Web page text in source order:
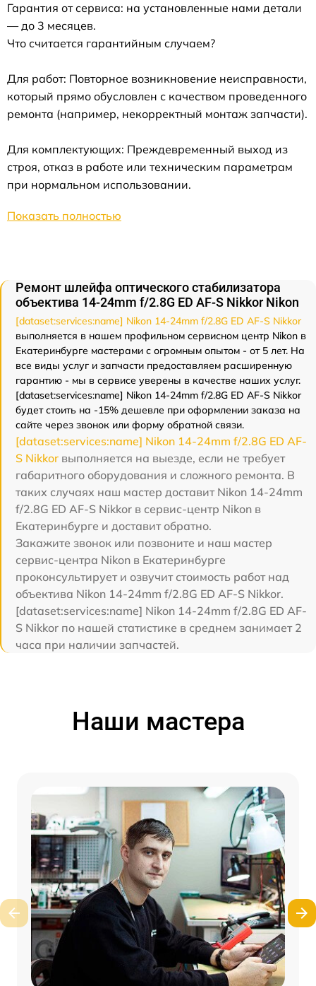
Гарантия от сервиса: на установленные нами детали
— до 3 месяцев.
Что считается гарантийным случаем?
Для работ: Повторное возникновение неисправности,
который прямо обусловлен с качеством проведенного
ремонта (например, некорректный монтаж запчасти).
Для комплектующих: Преждевременный выход из
строя, отказ в работе или техническим параметрам
при нормальном использовании.
Показать полностью
Ремонт шлейфа оптического стабилизатора
объектива 14-24mm f/2.8G ED AF-S Nikkor Nikon
[dataset:services:name] Nikon 14-24mm f/2.8G ED AF-S Nikkor
выполняется в нашем профильном сервисном центр Nikon в
Екатеринбурге мастерами с огромным опытом - от 5 лет. На
все виды услуг и запчасти предоставляем расширенную
гарантию - мы в сервисе уверены в качестве наших услуг.
[dataset:services:name] Nikon 14-24mm f/2.8G ED AF-S Nikkor
будет стоить на -15% дешевле при оформлении заказа на
сайте через звонок или форму обратной связи.
[dataset:services:name] Nikon 14-24mm f/2.8G ED AF-
S Nikkor выполняется на выезде, если не требует
габаритного оборудования и сложного ремонта. В
таких случаях наш мастер доставит Nikon 14-24mm
f/2.8G ED AF-S Nikkor в сервис-центр Nikon в
Екатеринбурге и доставит обратно.
Закажите звонок или позвоните и наш мастер
сервис-центра Nikon в Екатеринбурге
проконсультирует и озвучит стоимость работ над
объектива Nikon 14-24mm f/2.8G ED AF-S Nikkor.
[dataset:services:name] Nikon 14-24mm f/2.8G ED AF-
S Nikkor по нашей статистике в среднем занимает 2
часа при наличии запчастей.
Наши мастера